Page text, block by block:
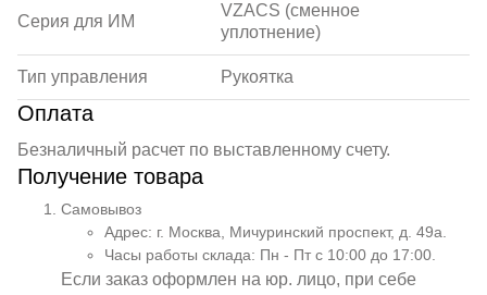
Серия для ИМ
VZACS (сменное
уплотнение)
Тип управления Рукоятка
Оплата
Безналичный расчет по выставленному счету.
Получение товара
Самовывоз
Адрес: г. Москва, Мичуринский проспект, д. 49а.
Часы работы склада: Пн - Пт с 10:00 до 17:00.
Если заказ оформлен на юр. лицо, при себе